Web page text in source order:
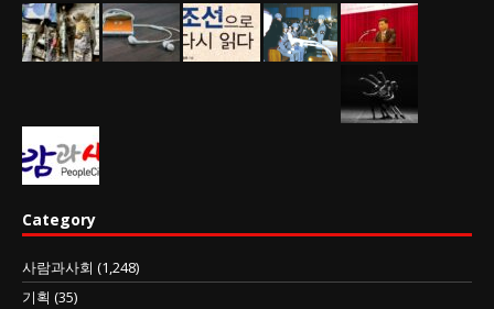
Category
사람과사회 (1,248)
기획 (35)